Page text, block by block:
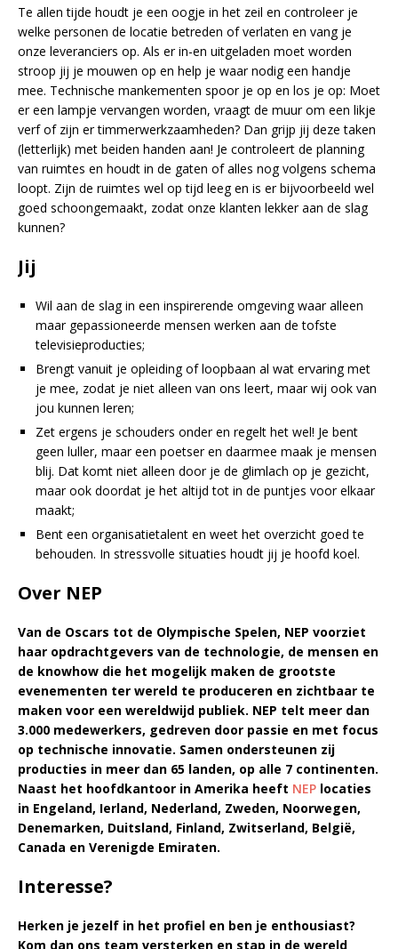
Te allen tijde houdt je een oogje in het zeil en controleer je
welke personen de locatie betreden of verlaten en vang je
onze leveranciers op. Als er in-en uitgeladen moet worden
stroop jij je mouwen op en help je waar nodig een handje
mee. Technische mankementen spoor je op en los je op: Moet
er een lampje vervangen worden, vraagt de muur om een likje
verf of zijn er timmerwerkzaamheden? Dan grijp jij deze taken
(letterlijk) met beiden handen aan! Je controleert de planning
van ruimtes en houdt in de gaten of alles nog volgens schema
loopt. Zijn de ruimtes wel op tijd leeg en is er bijvoorbeeld wel
goed schoongemaakt, zodat onze klanten lekker aan de slag
kunnen?
Jij
Wil aan de slag in een inspirerende omgeving waar alleen
maar gepassioneerde mensen werken aan de tofste
televisieproducties;
Brengt vanuit je opleiding of loopbaan al wat ervaring met
je mee, zodat je niet alleen van ons leert, maar wij ook van
jou kunnen leren;
Zet ergens je schouders onder en regelt het wel! Je bent
geen luller, maar een poetser en daarmee maak je mensen
blij. Dat komt niet alleen door je de glimlach op je gezicht,
maar ook doordat je het altijd tot in de puntjes voor elkaar
maakt;
Bent een organisatietalent en weet het overzicht goed te
behouden. In stressvolle situaties houdt jij je hoofd koel.
Over NEP
Van de Oscars tot de Olympische Spelen, NEP voorziet
haar opdrachtgevers van de technologie, de mensen en
de knowhow die het mogelijk maken de grootste
evenementen ter wereld te produceren en zichtbaar te
maken voor een wereldwijd publiek. NEP telt meer dan
3.000 medewerkers, gedreven door passie en met focus
op technische innovatie. Samen ondersteunen zij
producties in meer dan 65 landen, op alle 7 continenten.
Naast het hoofdkantoor in Amerika heeft NEP locaties
in Engeland, Ierland, Nederland, Zweden, Noorwegen,
Denemarken, Duitsland, Finland, Zwitserland, België,
Canada en Verenigde Emiraten.
Interesse?
Herken je jezelf in het profiel en ben je enthousiast?
Kom dan ons team versterken en stap in de wereld